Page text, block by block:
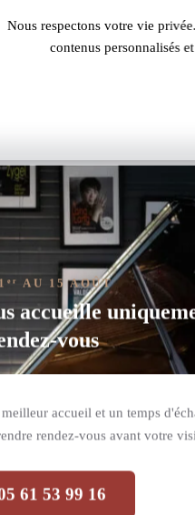
Nous respectons votre vie
contenus personnalisés
er AU 15 AOÛT
accueille
vous
accueil et un temps
rendez-vous avant votre
61 53 99 16
Recorder Noir Brillant
R combine le prestigieux
expression musicale totale,
sonorité puissante et